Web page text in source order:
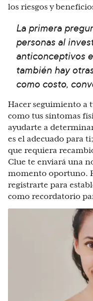
los riesgos y
La primera
personas al
anticonceptivos
también hay
como costo,
Hacer seguimiento a
como tus síntomas
ayudarte a
es el adecuado para
que requiera
Clue te enviará una
momento oportuno.
registrarte para
como recordatorio